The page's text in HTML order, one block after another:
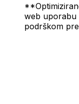
web uporabu
podrškom